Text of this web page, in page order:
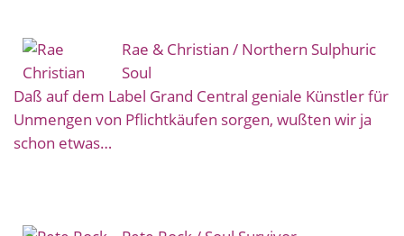
Rae & Christian / Northern Sulphuric
Soul
Daß auf dem Label Grand Central geniale Künstler für
Unmengen von Pflichtkäufen sorgen, wußten wir ja
schon etwas…